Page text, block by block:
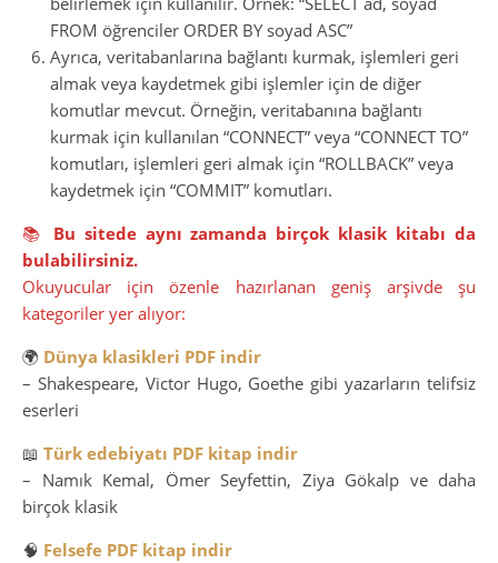
FROM öğrenciler ORDER BY soyad ASC”
Ayrıca, veritabanlarına bağlantı kurmak, işlemleri geri
almak veya kaydetmek gibi işlemler için de diğer
komutlar mevcut. Örneğin, veritabanına bağlantı
kurmak için kullanılan “CONNECT” veya “CONNECT TO”
komutları, işlemleri geri almak için “ROLLBACK” veya
kaydetmek için “COMMIT” komutları.
📚 Bu sitede aynı zamanda birçok klasik kitabı da
bulabilirsiniz.
Okuyucular için özenle hazırlanan geniş arşivde şu
kategoriler yer alıyor:
🌍 Dünya klasikleri PDF indir
– Shakespeare, Victor Hugo, Goethe gibi yazarların telifsiz
eserleri
📖 Türk edebiyatı PDF kitap indir
– Namık Kemal, Ömer Seyfettin, Ziya Gökalp ve daha
birçok klasik
🧠 Felsefe PDF kitap indir